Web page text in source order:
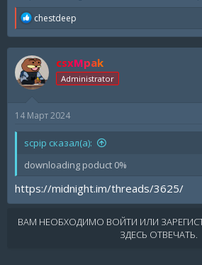
R
a
c
t
i
o
:
chestdeep
csxMpak
Administrator
14 Март 2024
scpip сказал(а):
downloading poduct 0%
https://midnight.im/threads/3625/
ВАМ НЕОБХОДИМО ВОЙТИ ИЛИ
ЗДЕСЬ ОТВЕЧАТЬ.